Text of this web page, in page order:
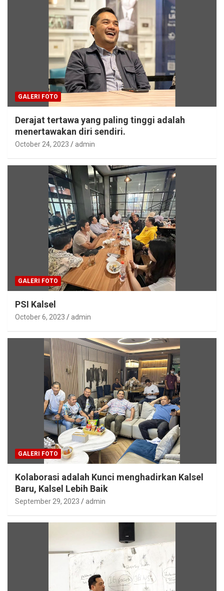
GALERI FOTO
Derajat tertawa yang paling tinggi adalah
menertawakan diri sendiri.
October 24, 2023 admin
GALERI FOTO
PSI Kalsel
October 6, 2023 admin
GALERI FOTO
Kolaborasi adalah Kunci menghadirkan Kalsel
Baru, Kalsel Lebih Baik
September 29, 2023 admin